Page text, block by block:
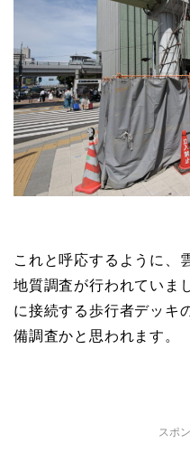
これと呼応するように、
地質調査が行われていま
に接続する歩行者デッキ
備調査かと思われます。
スポ